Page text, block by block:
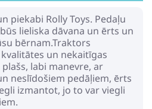
piekabi Rolly Toys. Pedaļu
lieliska dāvana un ērts un
bērnam.Traktors
un nekaitīgas
labi manevre, ar
neslīdošiem pedāļiem, ērts
izmantot, jo to var viegli